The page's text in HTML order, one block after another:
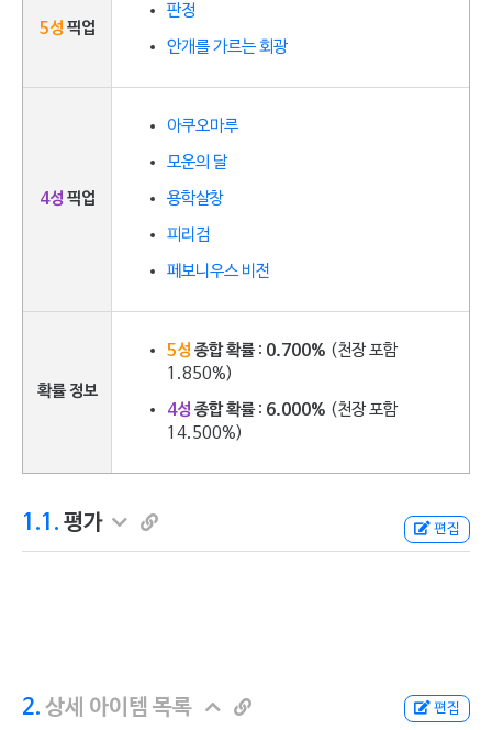
5성픽업
판정
안개를 가르는 회광
4성픽업
아쿠오마루
모운의 달
용학살창
피리검
페보니우스 비전
확률 정보
5성종합 확률: 0.700% (천장 포함
1.850%)
4성종합 확률: 6.000% (천장 포함
14.500%)
1.1. 평가 편집
2. 상세 아이템 목록 편집